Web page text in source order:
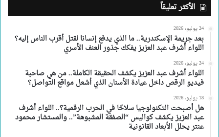
الأكثر تعليقاً
24 يوليو، 2026
بعد جريمة الإسكندرية.. ما الذي يدفع إنسانا لقتل أقرب الناس إليه؟
اللواء أشرف عبد العزيز يفكك جذور العنف الأسري
24 يوليو، 2026
اللواء أشرف عبد العزيز يكشف الحقيقة الكاملة.. من هي صاحبة
فيديو الرقص داخل عيادة الأسنان الذي أشعل مواقع التواصل؟
18 يوليو، 2026
هل أصبحت التكنولوجيا سلاحًا في الحرب الرقمية؟.. اللواء أشرف
عبد العزيز يكشف كواليس “الصفقة المشبوهة”.. والمستشار محمود
عنتر يحلل الأبعاد القانونية